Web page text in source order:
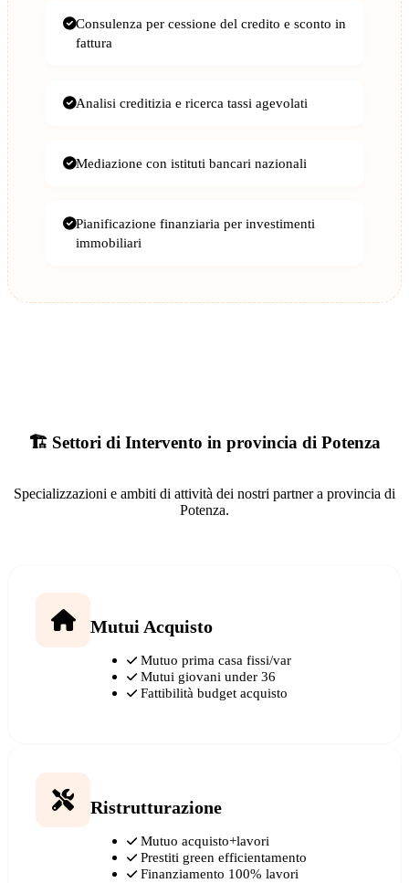
Consulenza per cessione del credito e sconto in
fattura
Analisi creditizia e ricerca tassi agevolati
Mediazione con istituti bancari nazionali
Pianificazione finanziaria per investimenti
immobiliari
🏗️ Settori di Intervento in provincia di Potenza
Specializzazioni e ambiti di attività dei nostri partner a provincia di
Potenza.
Mutui Acquisto
Mutuo prima casa fissi/var
Mutui giovani under 36
Fattibilità budget acquisto
Ristrutturazione
Mutuo acquisto+lavori
Prestiti green efficientamento
Finanziamento 100% lavori